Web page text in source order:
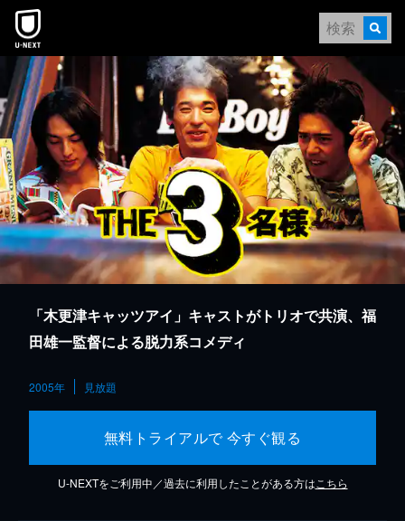
本文へスキップ
「木更津キャッツアイ」キャストがトリオで共演、福
田雄一監督による脱力系コメディ
2005年 見放題
無料トライアルで 今すぐ観る
U-NEXTをご利用中／過去に利用したことがある方は こちら